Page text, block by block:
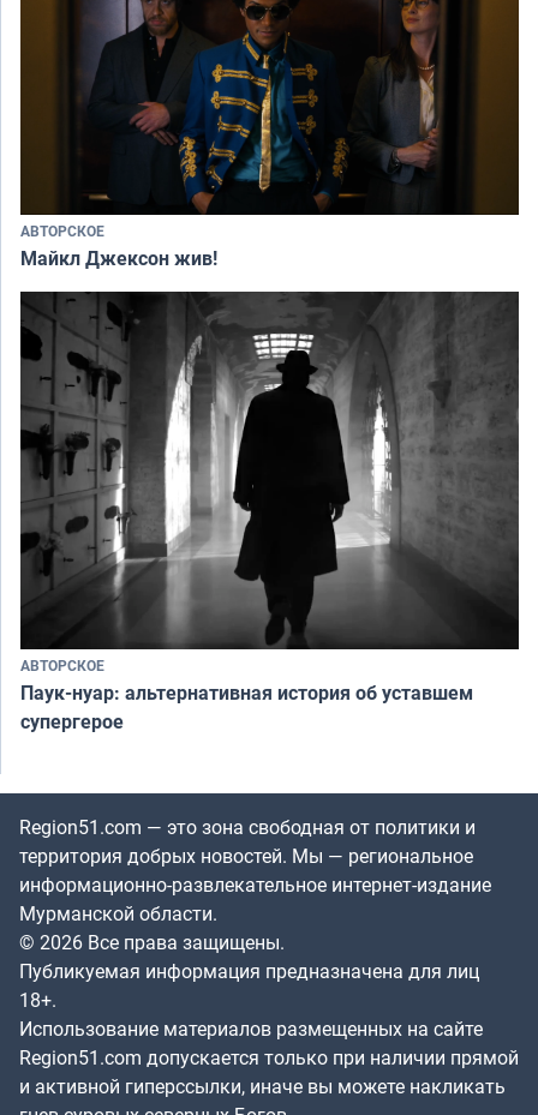
АВТОРСКОЕ
Майкл Джексон жив!
АВТОРСКОЕ
Паук-нуар: альтернативная история об уставшем
супергерое
Region51.com — это зона свободная от политики и
территория добрых новостей. Мы — региональное
информационно-развлекательное интернет-издание
Мурманской области.
© 2026 Все права защищены.
Публикуемая информация предназначена для лиц
18+.
Использование материалов размещенных на сайте
Region51.com допускается только при наличии прямой
и активной гиперссылки, иначе вы можете накликать